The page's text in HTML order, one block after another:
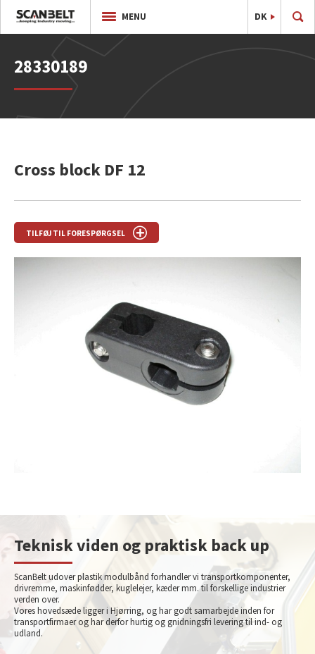
MENU DK
28330189
Cross block DF 12
TILFØJ TIL FORESPØRGSEL
Teknisk viden og praktisk back up
ScanBelt udover plastik modulbånd forhandler vi transportkomponenter,
drivremme, maskinfødder, kuglelejer, kæder mm. til forskellige industrier
verden over.
Vores hovedsæde ligger i Hjørring, og har godt samarbejde inden for
transportfirmaer og har derfor hurtig og gnidningsfri levering til ind- og
udland.